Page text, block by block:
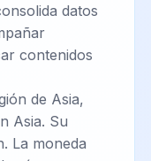
datos
contenidos
de Asia,
Asia. Su
La moneda